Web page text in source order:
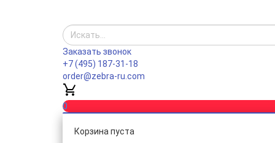
Заказать звонок
+7 (495) 187-31-18
order@zebra-ru.com
0
Корзина пуста